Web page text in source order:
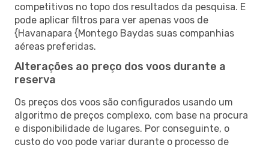
competitivos no topo dos resultados da pesquisa. E
pode aplicar filtros para ver apenas voos de
{Havanapara {Montego Baydas suas companhias
aéreas preferidas.
Alterações ao preço dos voos durante a
reserva
Os preços dos voos são configurados usando um
algoritmo de preços complexo, com base na procura
e disponibilidade de lugares. Por conseguinte, o
custo do voo pode variar durante o processo de